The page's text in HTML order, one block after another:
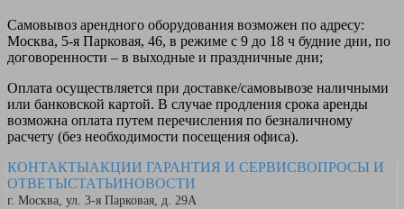
Самовывоз арендного оборудования возможен по адресу:
Москва, 5-я Парковая, 46, в режиме с 9 до 18 ч будние дни, по
договоренности – в выходные и праздничные дни;
Оплата осуществляется при доставке/самовывозе наличными
или банковской картой. В случае продления срока аренды
возможна оплата путем перечисления по безналичному
расчету (без необходимости посещения офиса).
КОНТАКТЫАКЦИИ ГАРАНТИЯ И СЕРВИСВОПРОСЫ И
ОТВЕТЫСТАТЬИНОВОСТИ
г. Москва, ул. 3-я Парковая, д. 29А